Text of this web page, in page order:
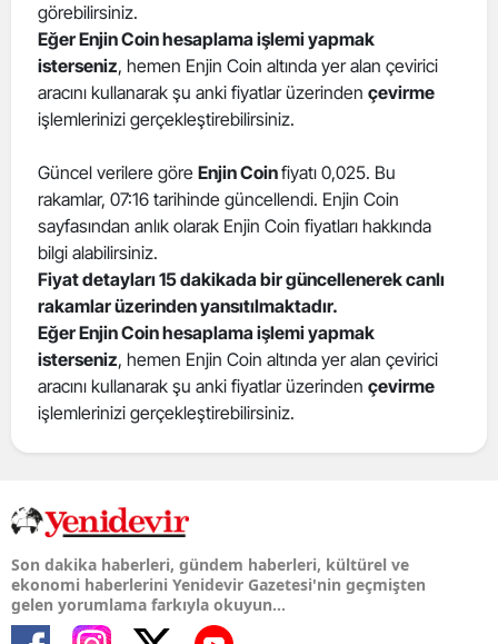
görebilirsiniz.
Eğer Enjin Coin hesaplama işlemi yapmak
isterseniz, hemen Enjin Coin altında yer alan çevirici
aracını kullanarak şu anki fiyatlar üzerinden çevirme
işlemlerinizi gerçekleştirebilirsiniz.
Güncel verilere göre Enjin Coinfiyatı 0,025. Bu
rakamlar, 07:16 tarihinde güncellendi. Enjin Coin
sayfasından anlık olarak Enjin Coin fiyatları hakkında
bilgi alabilirsiniz.
Fiyat detayları 15 dakikada bir güncellenerek canlı
rakamlar üzerinden yansıtılmaktadır.
Eğer Enjin Coin hesaplama işlemi yapmak
isterseniz, hemen Enjin Coin altında yer alan çevirici
aracını kullanarak şu anki fiyatlar üzerinden çevirme
işlemlerinizi gerçekleştirebilirsiniz.
Son dakika haberleri, gündem haberleri, kültürel ve
ekonomi haberlerini Yenidevir Gazetesi'nin geçmişten
gelen yorumlama farkıyla okuyun...